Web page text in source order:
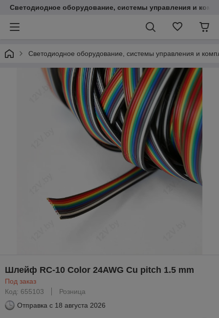
Светодиодное оборудование, системы управления и
Светодиодное оборудование, системы управления и
Шлейф RC-10 Color 24AWG Cu pitch 1.5 mm
Под заказ
Код: 655103
Розница
Отправка с 18 августа 2026